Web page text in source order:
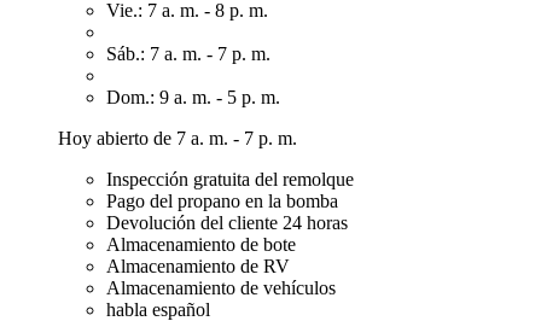
Vie.: 7 a. m. - 8 p. m.
Sáb.: 7 a. m. - 7 p. m.
Dom.: 9 a. m. - 5 p. m.
Hoy abierto de 7 a. m. - 7 p. m.
Inspección gratuita del remolque
Pago del propano en la bomba
Devolución del cliente 24 horas
Almacenamiento de bote
Almacenamiento de RV
Almacenamiento de vehículos
habla español